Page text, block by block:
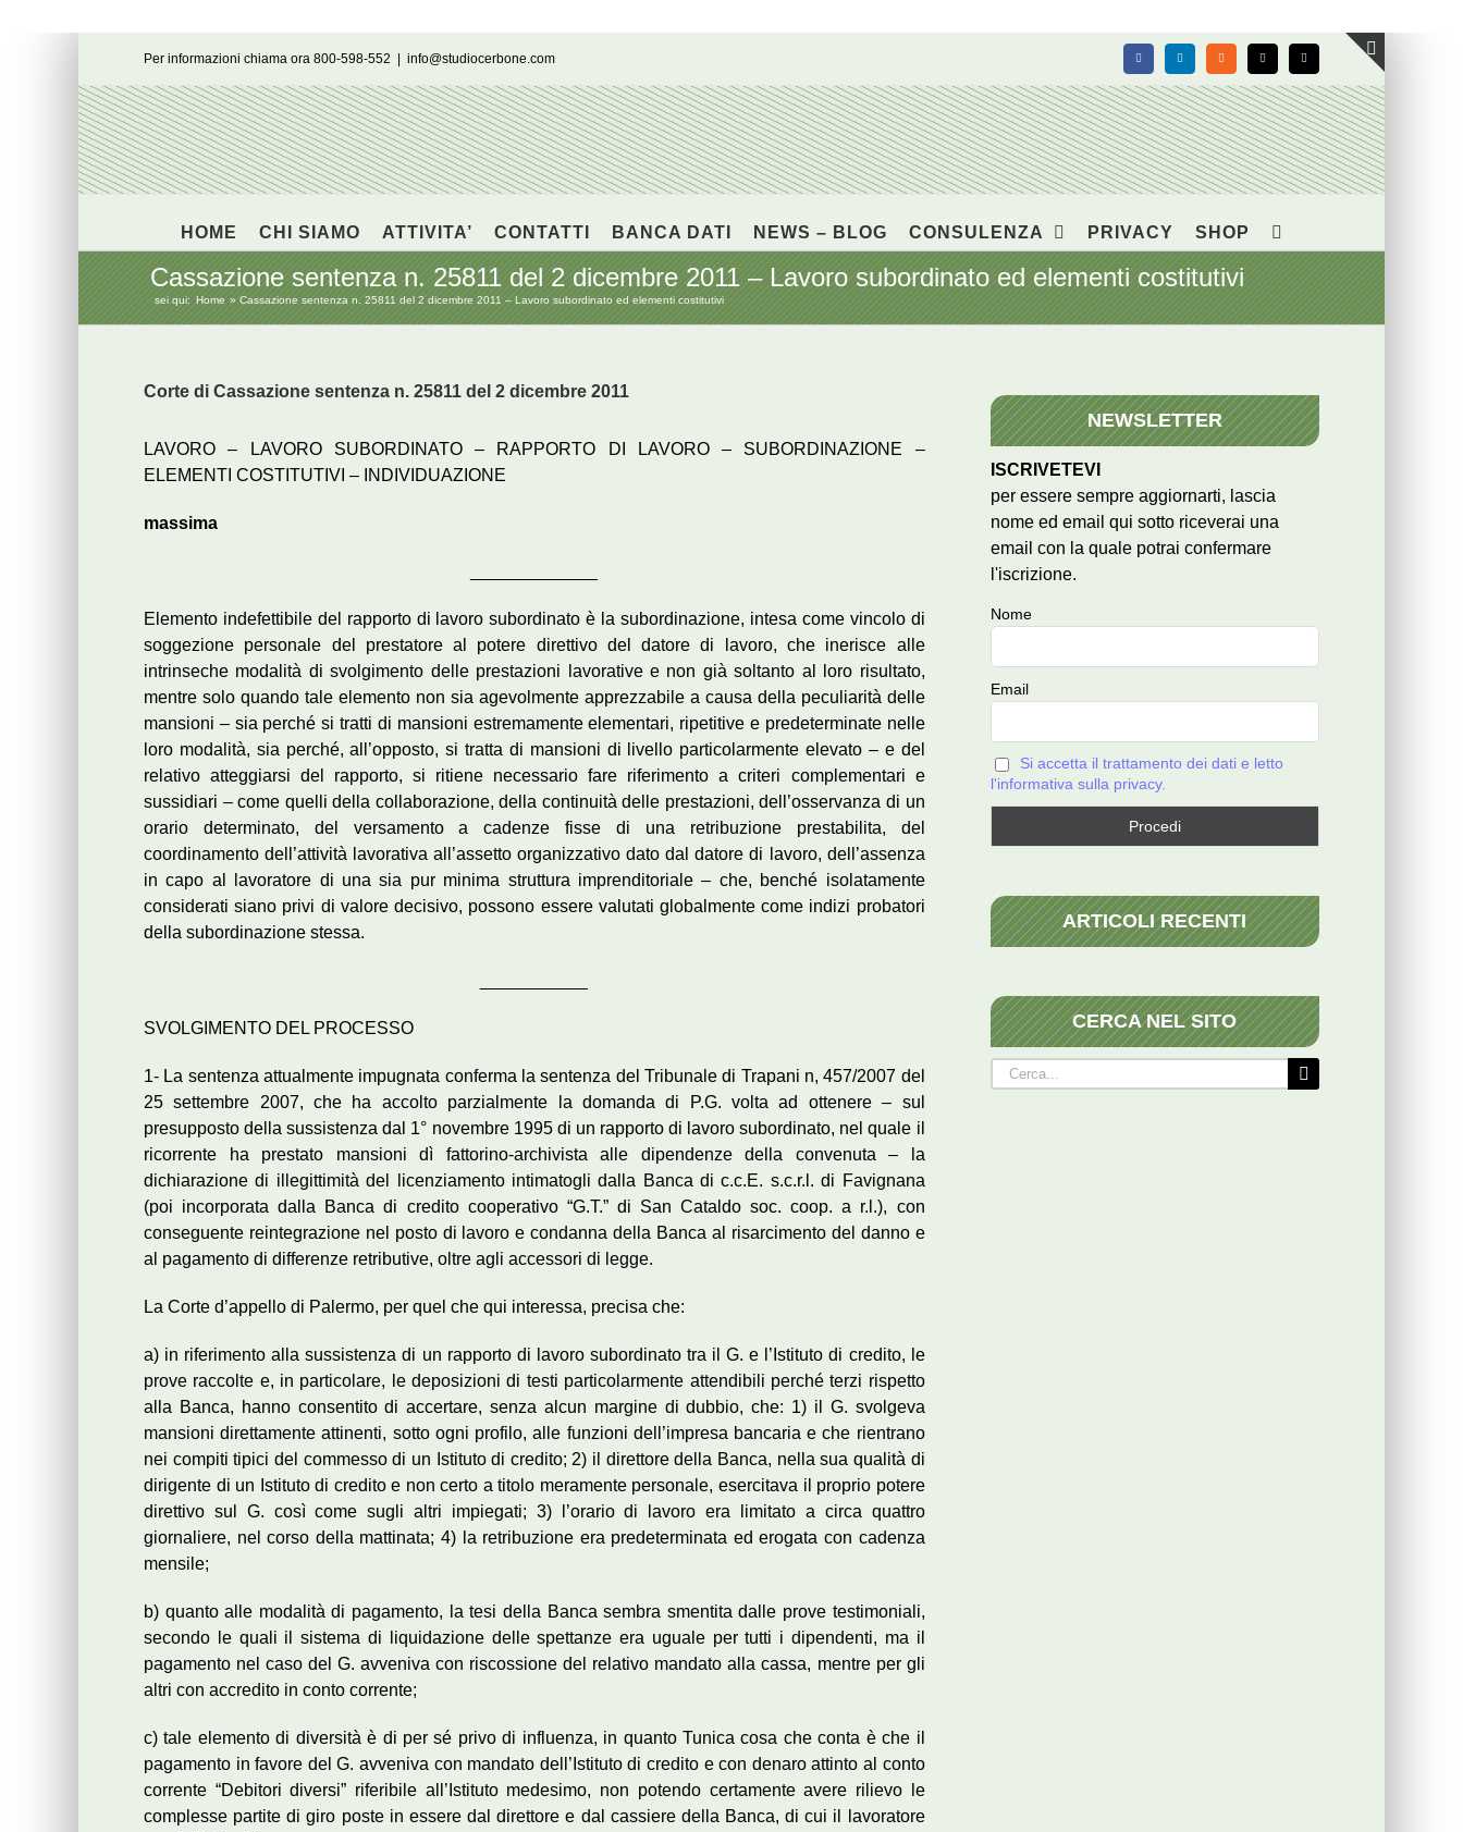
Per informazioni chiama ora 800-598-552 info@studiocerbone.com FacebookLinkedIn Rss X Email
HOME CHI SIAMO ATTIVITA’ CONTATTI BANCA DATI NEWS – BLOG CONSULENZA PRIVACY SHOP
Cassazione sentenza n. 25811 del 2 dicembre 2011 – Lavoro subordinato ed elementi costitutivi
sei qui: Home Cassazione sentenza n. 25811 del 2 dicembre 2011 – Lavoro subordinato ed elementi costitutivi
Corte di Cassazione sentenza n. 25811 del 2 dicembre 2011
LAVORO – LAVORO SUBORDINATO – RAPPORTO DI LAVORO – SUBORDINAZIONE –
ELEMENTI COSTITUTIVI – INDIVIDUAZIONE
massima
Elemento indefettibile del rapporto di lavoro subordinato è la subordinazione, intesa come vincolo di
soggezione personale del prestatore al potere direttivo del datore di lavoro, che inerisce alle
intrinseche modalità di svolgimento delle prestazioni lavorative e non già soltanto al loro risultato,
mentre solo quando tale elemento non sia agevolmente apprezzabile a causa della peculiarità delle
mansioni – sia perché si tratti di mansioni estremamente elementari, ripetitive e predeterminate nelle
loro modalità, sia perché, all’opposto, si tratta di mansioni di livello particolarmente elevato – e del
relativo atteggiarsi del rapporto, si ritiene necessario fare riferimento a criteri complementari e
sussidiari – come quelli della collaborazione, della continuità delle prestazioni, dell’osservanza di un
orario determinato, del versamento a cadenze fisse di una retribuzione prestabilita, del
coordinamento dell’attività lavorativa all’assetto organizzativo dato dal datore di lavoro, dell’assenza
in capo al lavoratore di una sia pur minima struttura imprenditoriale – che, benché isolatamente
considerati siano privi di valore decisivo, possono essere valutati globalmente come indizi probatori
della subordinazione stessa.
SVOLGIMENTO DEL PROCESSO
1- La sentenza attualmente impugnata conferma la sentenza del Tribunale di Trapani n, 457/2007 del
25 settembre 2007, che ha accolto parzialmente la domanda di P.G. volta ad ottenere – sul
presupposto della sussistenza dal 1° novembre 1995 di un rapporto di lavoro subordinato, nel quale il
ricorrente ha prestato mansioni dì fattorino-archivista alle dipendenze della convenuta – la
dichiarazione di illegittimità del licenziamento intimatogli dalla Banca di c.c.E. s.c.r.l. di Favignana
(poi incorporata dalla Banca di credito cooperativo “G.T.” di San Cataldo soc. coop. a r.l.), con
conseguente reintegrazione nel posto di lavoro e condanna della Banca al risarcimento del danno e
al pagamento di differenze retributive, oltre agli accessori di legge.
La Corte d’appello di Palermo, per quel che qui interessa, precisa che:
a) in riferimento alla sussistenza di un rapporto di lavoro subordinato tra il G. e l’Istituto di credito, le
prove raccolte e, in particolare, le deposizioni di testi particolarmente attendibili perché terzi rispetto
alla Banca, hanno consentito di accertare, senza alcun margine di dubbio, che: 1) il G. svolgeva
mansioni direttamente attinenti, sotto ogni profilo, alle funzioni dell’impresa bancaria e che rientrano
nei compiti tipici del commesso di un Istituto di credito; 2) il direttore della Banca, nella sua qualità di
dirigente di un Istituto di credito e non certo a titolo meramente personale, esercitava il proprio potere
direttivo sul G. così come sugli altri impiegati; 3) l’orario di lavoro era limitato a circa quattro
giornaliere, nel corso della mattinata; 4) la retribuzione era predeterminata ed erogata con cadenza
mensile;
b) quanto alle modalità di pagamento, la tesi della Banca sembra smentita dalle prove testimoniali,
secondo le quali il sistema di liquidazione delle spettanze era uguale per tutti i dipendenti, ma il
pagamento nel caso del G. avveniva con riscossione del relativo mandato alla cassa, mentre per gli
altri con accredito in conto corrente;
c) tale elemento di diversità è di per sé privo di influenza, in quanto Tunica cosa che conta è che il
pagamento in favore del G. avveniva con mandato dell’Istituto di credito e con denaro attinto al conto
corrente “Debitori diversi” riferibile all’Istituto medesimo, non potendo certamente avere rilievo le
complesse partite di giro poste in essere dal direttore e dal cassiere della Banca, di cui il lavoratore
NEWSLETTER
ISCRIVETEVI
per essere sempre aggiornarti, lascia
nome ed email qui sotto riceverai una
email con la quale potrai confermare
l'iscrizione.
Nome
Email
Si accetta il trattamento dei dati e letto
l'informativa sulla privacy.
ARTICOLI RECENTI
CERCA NEL SITO
Cerca
per:
Toggle
area
barra
scorrevole